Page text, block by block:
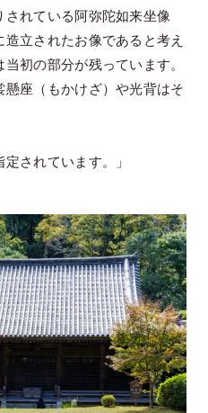
されている阿弥陀如来坐像
立されたお像であると考え
初の部分が残っています。
座（もかけざ）や光背はそ
されています。」